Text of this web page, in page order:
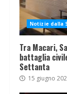
Notizie dalla
Tra Macari,
battaglia
Settanta
15 giugno